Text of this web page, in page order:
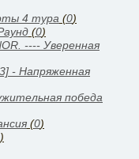
4 тура (0)
(0)
---- Уверенная
- Напряженная
победа
(0)
)